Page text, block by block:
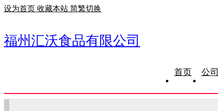
设为首页 收藏本站 简繁切换
福州汇沃食品有限公司
首页 公